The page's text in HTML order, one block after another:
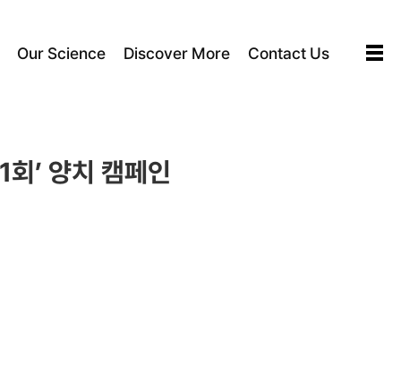
Our Science Discover More Contact Us
회’ 양치 캠페인